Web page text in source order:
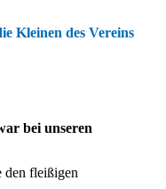
Kleinen des Vereins
bei unseren
den fleißigen